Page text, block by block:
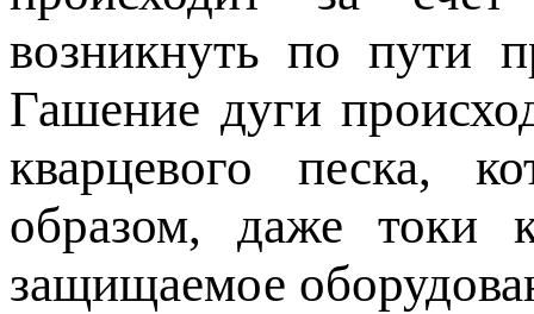
возникнуть по пути
Гашение дуги
кварцевого песка,
образом, даже токи
защищаемое